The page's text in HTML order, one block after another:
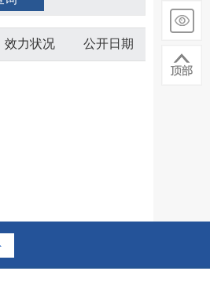
效力状况 公开日期